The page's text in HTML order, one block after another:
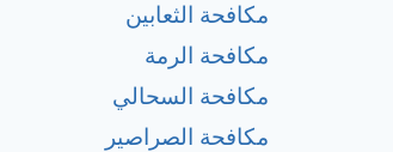
مكافحة الثعابين
مكافحة الرمة
مكافحة السحالي
مكافحة الصراصير